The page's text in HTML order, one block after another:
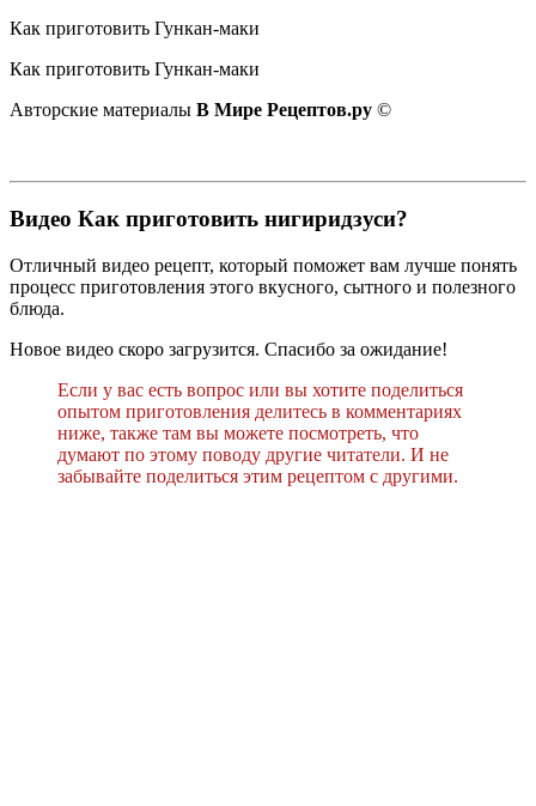
Как приготовить Гункан-маки
Как приготовить Гункан-маки
Авторские материалы В Мире Рецептов.ру ©
Видео Как приготовить нигиридзуси?
Отличный видео рецепт, который поможет вам лучше понять
процесс приготовления этого вкусного, сытного и полезного
блюда.
Новое видео скоро загрузится. Спасибо за ожидание!
Если у вас есть вопрос или вы хотите поделиться
опытом приготовления делитесь в комментариях
ниже, также там вы можете посмотреть, что
думают по этому поводу другие читатели. И не
забывайте поделиться этим рецептом с другими.